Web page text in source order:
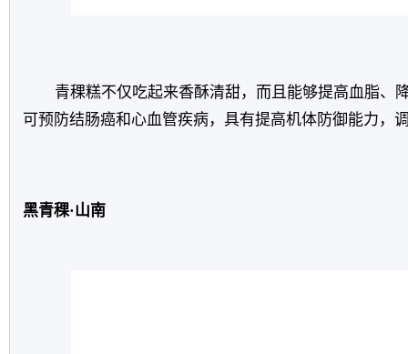
青稞糕不仅吃起来香酥清甜，而且能够提高血脂、
可预防结肠癌和心血管疾病，具有提高机体防御能力，
黑青稞·山南